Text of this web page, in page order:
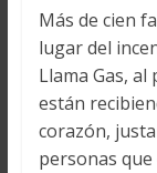
Más de cien
lugar del
Llama Gas,
están
corazón,
personas